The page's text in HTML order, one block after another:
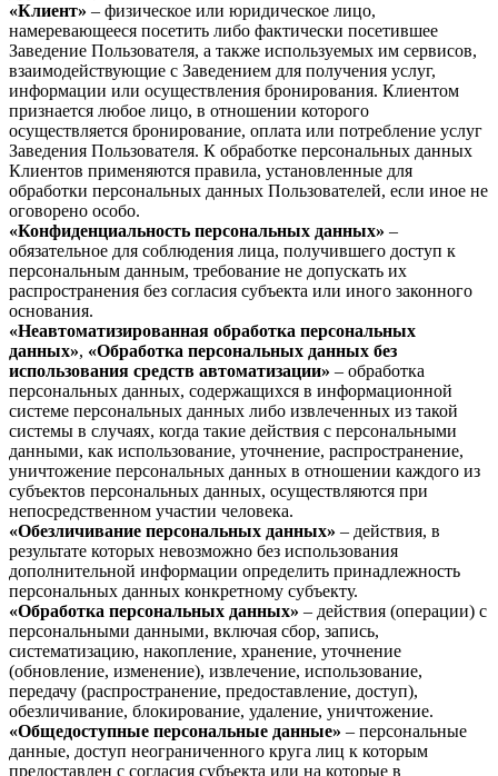
«Клиент» – физическое или юридическое лицо,
намеревающееся посетить либо фактически посетившее
Заведение Пользователя, а также используемых им сервисов,
взаимодействующие с Заведением для получения услуг,
информации или осуществления бронирования. Клиентом
признается любое лицо, в отношении которого
осуществляется бронирование, оплата или потребление услуг
Заведения Пользователя. К обработке персональных данных
Клиентов применяются правила, установленные для
обработки персональных данных Пользователей, если иное не
оговорено особо.
«Конфиденциальность персональных данных» –
обязательное для соблюдения лица, получившего доступ к
персональным данным, требование не допускать их
распространения без согласия субъекта или иного законного
основания.
«Неавтоматизированная обработка персональных
данных», «Обработка персональных данных без
использования средств автоматизации» – обработка
персональных данных, содержащихся в информационной
системе персональных данных либо извлеченных из такой
системы в случаях, когда такие действия с персональными
данными, как использование, уточнение, распространение,
уничтожение персональных данных в отношении каждого из
субъектов персональных данных, осуществляются при
непосредственном участии человека.
«Обезличивание персональных данных» – действия, в
результате которых невозможно без использования
дополнительной информации определить принадлежность
персональных данных конкретному субъекту.
«Обработка персональных данных» – действия (операции) с
персональными данными, включая сбор, запись,
систематизацию, накопление, хранение, уточнение
(обновление, изменение), извлечение, использование,
передачу (распространение, предоставление, доступ),
обезличивание, блокирование, удаление, уничтожение.
«Общедоступные персональные данные» – персональные
данные, доступ неограниченного круга лиц к которым
предоставлен с согласия субъекта или на которые в